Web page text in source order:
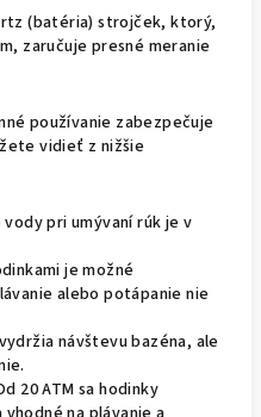
(batéria) strojček, ktorý,
zaručuje presné meranie
používanie zabezpečuje
vidieť z nižšie
vody pri umývaní rúk je v
je možné
alebo potápanie nie
návštevu bazéna, ale
20 ATM sa hodinky